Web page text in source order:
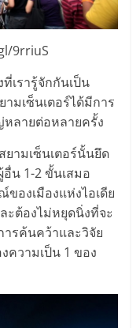
9rriuS
เรารู้จักกันเป็น
มเซ็นเตอร์ได้มีการ
หลายต่อหลายครั้ง
ามเซ็นเตอร์นั้นยึด
น 1-2 ขั้นเสมอ
องเมืองแห่งไอเดีย
ะต้องไม่หยุดนิ่งที่จะ
รค้นคว้าและวิจัย
ความเป็น 1 ของ